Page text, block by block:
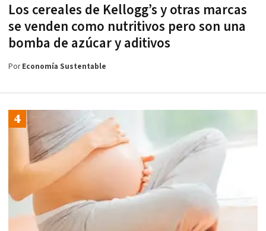
Los cereales de Kellogg’s y otras marcas
se venden como nutritivos pero son una
bomba de azúcar y aditivos
PorEconomía Sustentable